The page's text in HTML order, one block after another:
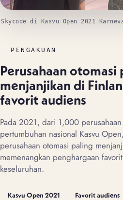
PENGAKUAN
Perusahaan otomasi
menjanjikan di
favorit audiens
Pada 2021, dari 1,000
pertumbuhan nasional Kasvu
perusahaan otomasi paling
memenangkan penghargaan
keseluruhan.
Kasvu Open 2021 Favorit audiens
Skycode di Kasvu Open 2021